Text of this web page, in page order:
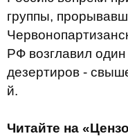
группы,
РФ возглавил
дезертиров -
й.
Читайте на